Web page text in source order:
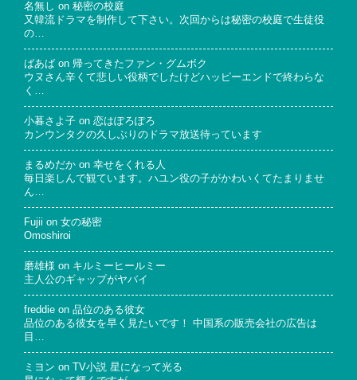
名無し on 秘密の校庭
又韓流ドラマを制作して下さい。次回からは秘密の校庭で生徒役
の…
ばあば on 帰ってきたファン・グムボク
ウヌさん辛くて悲しい役柄でしたけどハッピーエンドで終わらな
く…
小暮さよ子 on 恋はぽろぽろ
カンウンタクの久しぶりのドラマ放送待っています
まるめだか on 幸せをくれる人
毎日楽しんで観ています。ハユン役の子がかわいくてたまりませ
ん…
Fujii on 女の秘密
Omoshiroi
磨雄様 on キルミーヒールミー
主人公のギャップがヤバイ
freddie on 品位のある彼女
品位のある彼女を早く見たいです！ 中国系の販売会社の広告は
目…
ミヨン on
TV小説 星になって光る